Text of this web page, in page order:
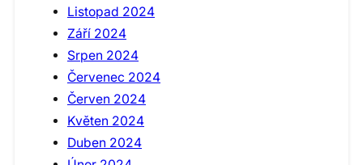
Listopad 2024
Září 2024
Srpen 2024
Červenec 2024
Červen 2024
Květen 2024
Duben 2024